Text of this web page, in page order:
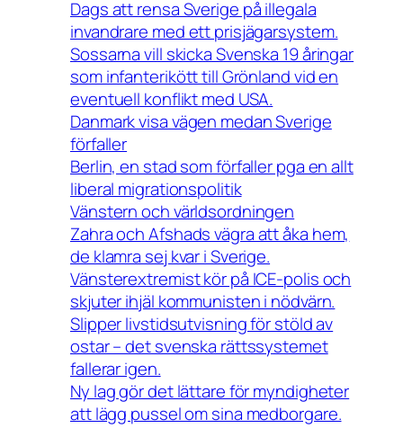
Dags att rensa Sverige på illegala
invandrare med ett prisjägarsystem.
Sossarna vill skicka Svenska 19 åringar
som infanterikött till Grönland vid en
eventuell konflikt med USA.
Danmark visa vägen medan Sverige
förfaller
Berlin, en stad som förfaller pga en allt
liberal migrationspolitik
Vänstern och världsordningen
Zahra och Afshads vägra att åka hem,
de klamra sej kvar i Sverige.
Vänsterextremist kör på ICE-polis och
skjuter ihjäl kommunisten i nödvärn.
Slipper livstidsutvisning för stöld av
ostar – det svenska rättssystemet
fallerar igen.
Ny lag gör det lättare för myndigheter
att lägg pussel om sina medborgare.